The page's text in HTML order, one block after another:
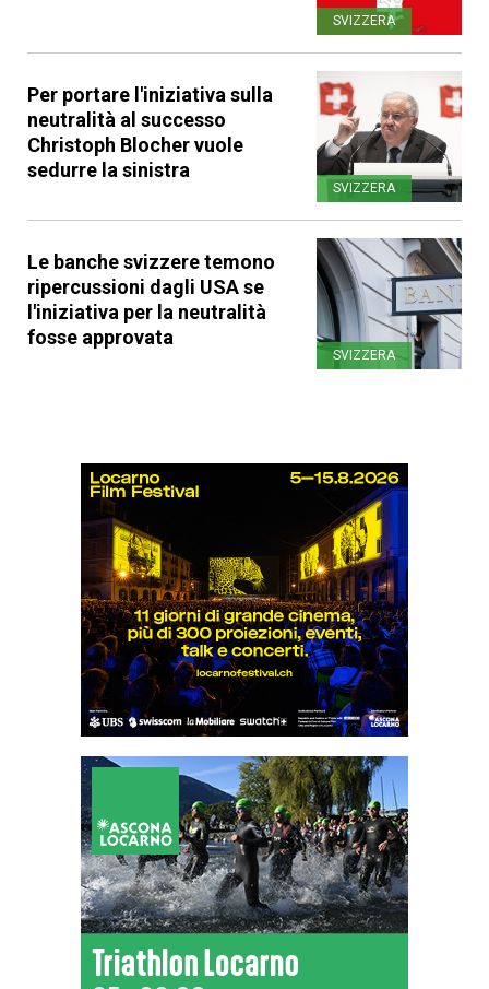
SVIZZERA
Per portare l'iniziativa sulla
neutralità al successo
Christoph Blocher vuole
sedurre la sinistra
SVIZZERA
Le banche svizzere temono
ripercussioni dagli USA se
l'iniziativa per la neutralità
fosse approvata
SVIZZERA